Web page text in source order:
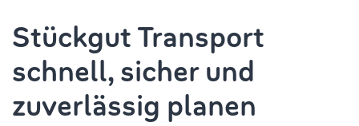
Stückgut Transport
schnell, sicher und
zuverlässig planen